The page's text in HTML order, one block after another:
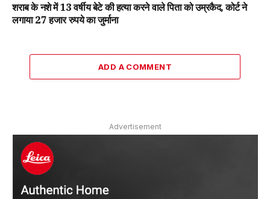
शराब के नशे में 13 वर्षीय बेटे की हत्या करने वाले पिता को उम्रकैद, कोर्ट ने
लगाया 27 हजार रुपये का जुर्माना
ADD A COMMENT
Advertisement